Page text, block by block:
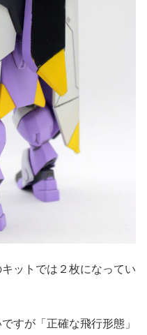
ットでは２枚になってい
すが「正確な飛行形態」